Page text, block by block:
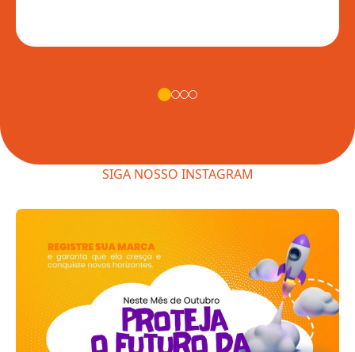
SIGA NOSSO INSTAGRAM